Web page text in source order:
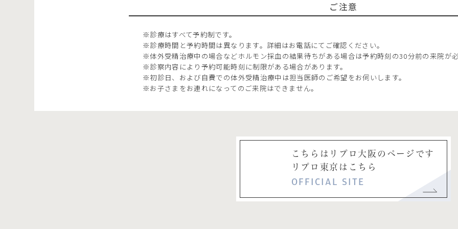
ご注意
※診療はすべて予約制です。
※診療時間と予約時間は異なります。詳細はお電話にてご確認ください。
※体外受精治療中の場合などホルモン採血の結果待ちがある場合は予約時刻の30分前の来院が必
※診察内容により予約可能時刻に制限がある場合があります。
※初診日、および自費での体外受精治療中は担当医師のご希望をお伺いします。
※お子さまをお連れになってのご来院はできません。
こちらはリプロ大阪のページです
リプロ東京はこちら
OFFICIAL SITE